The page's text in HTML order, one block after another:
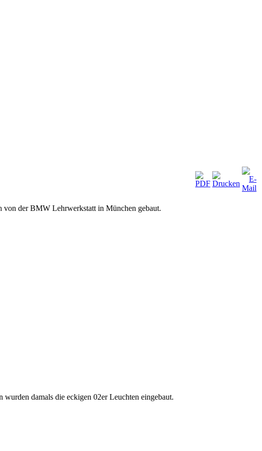
von der BMW Lehrwerkstatt in München gebaut.
damals die eckigen 02er Leuchten eingebaut.